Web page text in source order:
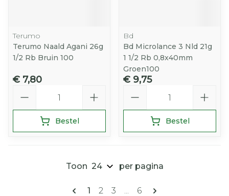
Terumo
Terumo Naald Agani 26g
1/2 Rb Bruin 100
€ 7,80
Bestel
Bd
Bd Microlance 3 Nld 21g
1 1/2 Rb 0,8x40mm
Groen100
€ 9,75
Bestel
Pagina's
U lees momenteel pagina
1 Pagina
2 Pagina
3 ... Pagina
6
Toon per pagina